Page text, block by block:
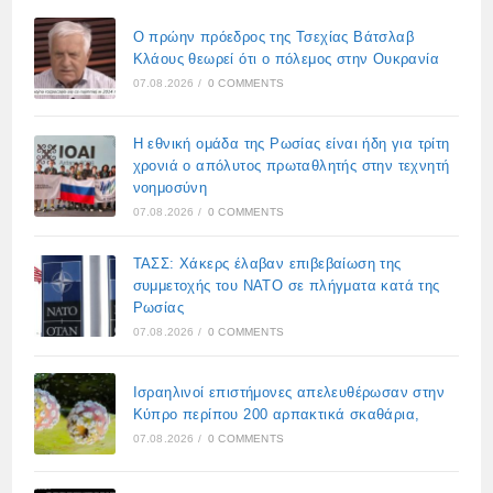
Ο πρώην πρόεδρος της Τσεχίας Βάτσλαβ
Κλάους θεωρεί ότι ο πόλεμος στην Ουκρανία
07.08.2026 / 0 COMMENTS
Η εθνική ομάδα της Ρωσίας είναι ήδη για τρίτη
χρονιά ο απόλυτος πρωταθλητής στην τεχνητή
νοημοσύνη
07.08.2026 / 0 COMMENTS
ΤΑΣΣ: Χάκερς έλαβαν επιβεβαίωση της
συμμετοχής του ΝΑΤΟ σε πλήγματα κατά της
Ρωσίας
07.08.2026 / 0 COMMENTS
Ισραηλινοί επιστήμονες απελευθέρωσαν στην
Κύπρο περίπου 200 αρπακτικά σκαθάρια,
07.08.2026 / 0 COMMENTS